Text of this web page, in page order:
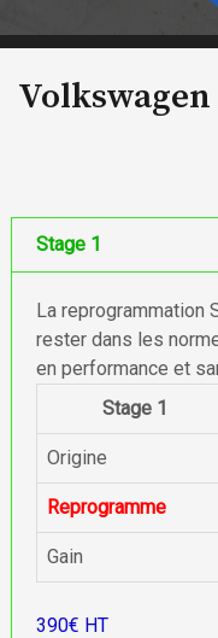
Stage 1
La reprogrammation
rester dans les
en performance et
Stage 1
Origine
Reprogramme
Gain
390€ HT